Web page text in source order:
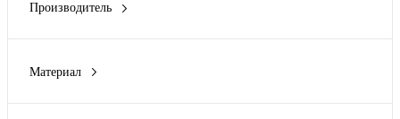
Производитель
Xiaomi(1)
Материал